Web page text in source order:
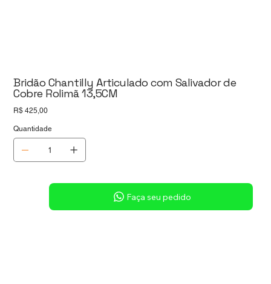
Bridão Chantilly Articulado com Salivador de
Cobre Rolimã 13,5CM
Preço
R$ 425,00
Quantidade
Sob consulta
Faça seu pedido